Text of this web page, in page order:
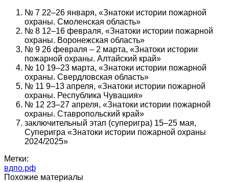
№ 7 22–26 января, «Знатоки истории пожарной
охраны. Смоленская область»
№ 8 12–16 февраля, «Знатоки истории пожарной
охраны. Воронежская область»
№ 9 26 февраля – 2 марта, «Знатоки истории
пожарной охраны. Алтайский край»
№ 10 19–23 марта, «Знатоки истории пожарной
охраны. Свердловская область»
№ 11 9–13 апреля, «Знатоки истории пожарной
охраны. Республика Чувашия»
№ 12 23–27 апреля, «Знатоки истории пожарной
охраны. Ставропольский край»
заключительный этап (суперигра) 15–25 мая,
Суперигра «Знатоки истории пожарной охраны
2024/2025»
Метки:
вдпо.рф
Похожие материалы